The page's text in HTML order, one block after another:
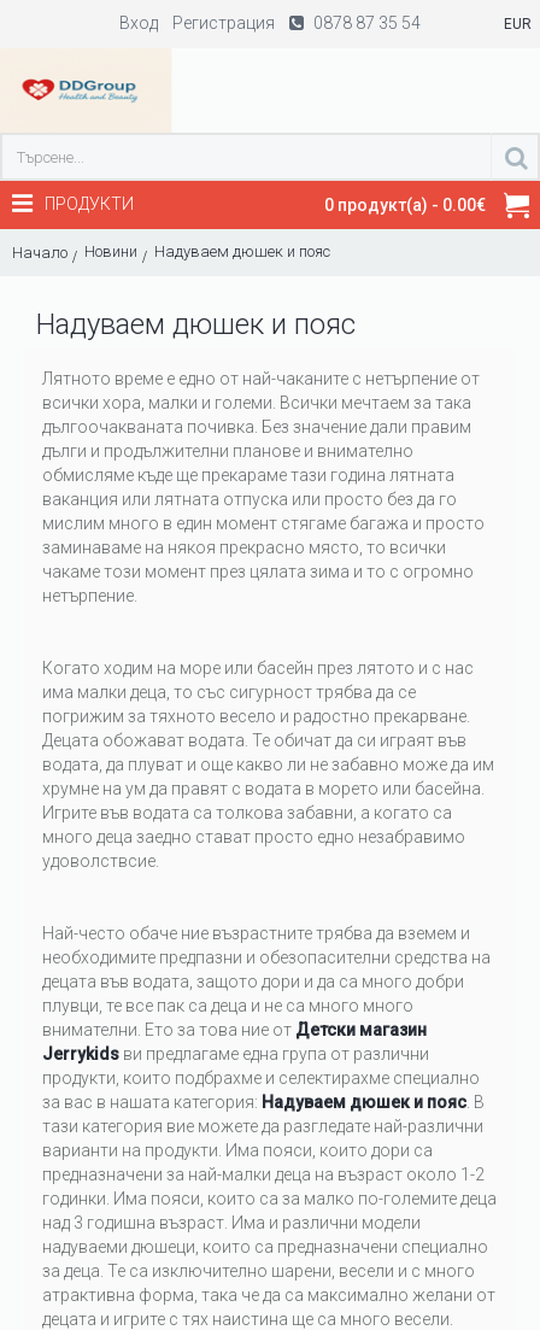
Вход Регистрация 0878 87 35 54 EUR
0 продукт(а) - 0.00€
ПРОДУКТИ
Начало Новини Надуваем дюшек и пояс
Надуваем дюшек и пояс
Лятното време е едно от най-чаканите с нетърпение от
всички хора, малки и големи. Всички мечтаем за така
дългоочакваната почивка. Без значение дали правим
дълги и продължителни планове и внимателно
обмисляме къде ще прекараме тази година лятната
ваканция или лятната отпуска или просто без да го
мислим много в един момент стягаме багажа и просто
заминаваме на някоя прекрасно място, то всички
чакаме този момент през цялата зима и то с огромно
нетърпение.
Когато ходим на море или басейн през лятото и с нас
има малки деца, то със сигурност трябва да се
погрижим за тяхното весело и радостно прекарване.
Децата обожават водата. Те обичат да си играят във
водата, да плуват и още какво ли не забавно може да им
хрумне на ум да правят с водата в морето или басейна.
Игрите във водата са толкова забавни, а когато са
много деца заедно стават просто едно незабравимо
удоволствсие.
Най-често обаче ние възрастните трябва да вземем и
необходимите предпазни и обезопасителни средства на
децата във водата, защото дори и да са много добри
плувци, те все пак са деца и не са много много
внимателни. Ето за това ние от Детски магазин
Jerrykids ви предлагаме една група от различни
продукти, които подбрахме и селектирахме специално
за вас в нашата категория: Надуваем дюшек и пояс . В
тази категория вие можете да разгледате най-различни
варианти на продукти. Има пояси, които дори са
предназначени за най-малки деца на възраст около 1-2
годинки. Има пояси, които са за малко по-големите деца
над 3 годишна възраст. Има и различни модели
надуваеми дюшеци, които са предназначени специално
за деца. Те са изключително шарени, весели и с много
атрактивна форма, така че да са максимално желани от
децата и игрите с тях наистина ще са много весели.